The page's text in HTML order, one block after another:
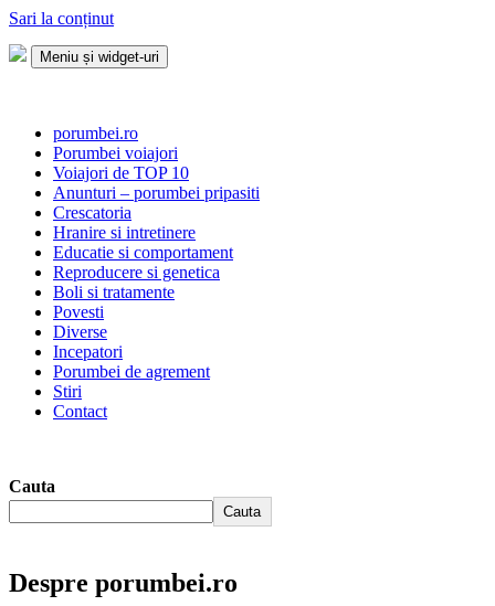
Sari la conținut
Meniu și widget-uri
porumbei.ro
Porumbei voiajori
Voiajori de TOP 10
Anunturi – porumbei pripasiti
Crescatoria
Hranire si intretinere
Educatie si comportament
Reproducere si genetica
Boli si tratamente
Povesti
Diverse
Incepatori
Porumbei de agrement
Stiri
Contact
Cauta
Cauta
Despre porumbei.ro